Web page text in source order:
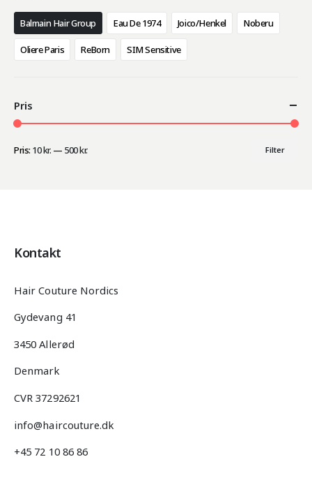
Balmain Hair Group Eau De 1974 Joico/Henkel Noberu
Oliere Paris ReBorn SIM Sensitive
Pris
Filter
Pris: 10 kr. — 500 kr.
Kontakt
Hair Couture Nordics
Gydevang 41
3450 Allerød
Denmark
CVR 37292621
info@haircouture.dk
+45 72 10 86 86